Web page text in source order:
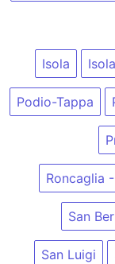
Isola
Podio-Tappa
Roncaglia
San
San Luigi